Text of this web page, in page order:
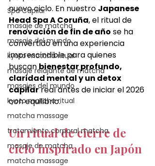
Spa Capilar
masaje de matcha
masaje del mundo
kyoto matcha ritual
masaje relajante de matcha
masajes del mundo
kyoto matcha ritual
matcha massage
tratamiento corporal matcha
masaje de matcha
matcha massage
nuevo ciclo. En nuestro Japanese
Head Spa A Coruña, el ritual de
renovación de fin de año se ha
convertido en una experiencia
imprescindible para quienes
buscan bienestar profundo,
claridad mental y un detox
capilar real antes de iniciar el 2026
con equilibrio.
Un ritual de cierre de
ciclo inspirado en Japón